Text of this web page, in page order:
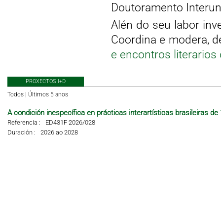
Doutoramento
Alén do seu labor
Coordina e modera,
e encontros literarios
PROXECTOS I+D
Todos Últimos 5 anos
A condición inespecífica en prácticas interartísticas brasileiras
Referencia :
ED431F 2026/028
Duración :
2026 ao 2028